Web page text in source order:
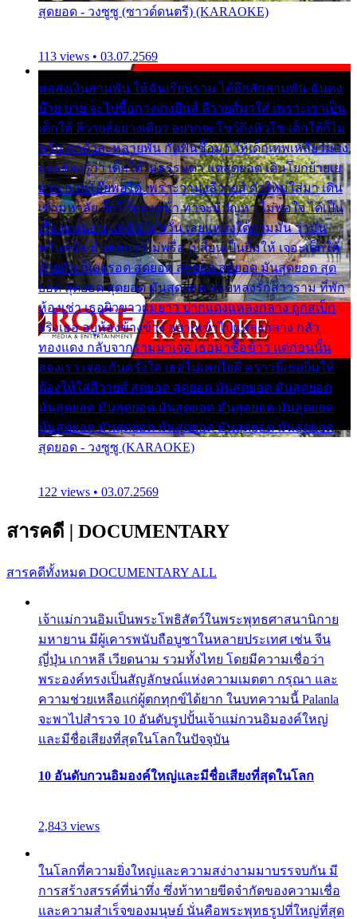
สุดยอด - วงซูซู (ซาวด์ดนตรี) (KARAOKE)
113 views • 03.07.2569
พ่อส่งเงินสามพัน ให้ฉันเรียนราม ได้อีกสักสามพัน ฉันคง
บ๊าย บาย จะไปซื้อกางเกงยีนส์ ลีวายส์มาใส่ เพราะเราเป็น
เด็กใต้ ลีวายส์อย่างเดียว อยากจะโชว์ถึงหิวโซ เด็กใต้ก็ไม่
หวั่น ตกตัวละหลายพัน กัดฟันซื้อมา ให้เด็กเทพเหลียวมอง
และต้องรู้ว่า เด็กใต้ไม่ธรรมดา แต่สุดยอด เดินโยกย้ายเย
ยวน กวนโอ๊ยพอได้ เพราะว่านุ่งลีวายส์ ตัวใหม่ใส่มา เดิน
เข้ามหาลัย จิ๊กโก๊มองหน้า ท่าจะมีปัญหา ไม่พอใจ ได้เป็น
เรื่องแน่นอน แต่ฉันไม่หวั่น เลยแหลงใต้ถามมัน ว่ามัน
พรั่นพรือ มันตอบว่าไม่พรื่อ เปลี่ยนเป็นยิ้มให้ เจอะเด็กใต้
ด้วยกัน ก็เลยรอด สุดยอด สุดยอด สุดยอด มันสุดยอด สุด
ยอด สุดยอด สุดยอด มันสุดยอด แอบหลงรักสาวราม ที่พัก
ห้องเช่า เธอผิวขาวผมยาว ปากแดงแหลงกลาง ถูกสเป็ก
จริงเธอ อยู่ห้องข้างข้าง อยากเข้าไปแหลงกลาง กลัว
ทองแดง กลับจากรามมาเจอ เธอมาซื้อข้าว แต่ก่อนนั้น
สองเรา เจอะกันครั้งใด เธอไม่เคยไยดี คราวนี้เธอยิ้มให้
ต้องให้ใส่ลีวายส์ สุดยอด สุดยอด มันสุดยอด มันสุดยอด
มันสุดยอด มันสุดยอด มันสุดยอด มันสุดยอด มันสุดยอด
มันสุดยอด มันสุดยอด มันสุดยอด มันสุดยอด มันสุดยอด
สุดยอด - วงซูซู (KARAOKE)
122 views • 03.07.2569
สารคดี | DOCUMENTARY
สารคดีทั้งหมด DOCUMENTARY ALL
เจ้าแม่กวนอิมเป็นพระโพธิสัตว์ในพระพุทธศาสนานิกาย
มหายาน มีผู้เคารพนับถือบูชาในหลายประเทศ เช่น จีน
ญี่ปุ่น เกาหลี เวียดนาม รวมทั้งไทย โดยมีความเชื่อว่า
พระองค์ทรงเป็นสัญลักษณ์แห่งความเมตตา กรุณา และ
ความช่วยเหลือแก่ผู้ตกทุกข์ได้ยาก ในบทความนี้ Palanla
จะพาไปสำรวจ 10 อันดับรูปปั้นเจ้าแม่กวนอิมองค์ใหญ่
และมีชื่อเสียงที่สุดในโลกในปัจจุบัน
10 อันดับกวนอิมองค์ใหญ่และมีชื่อเสียงที่สุดในโลก
2,843 views
ในโลกที่ความยิ่งใหญ่และความสง่างามมาบรรจบกัน มี
การสร้างสรรค์ที่น่าทึ่ง ซึ่งท้าทายขีดจำกัดของความเชื่อ
และความสำเร็จของมนุษย์ นั่นคือพระพุทธรูปที่ใหญ่ที่สุด